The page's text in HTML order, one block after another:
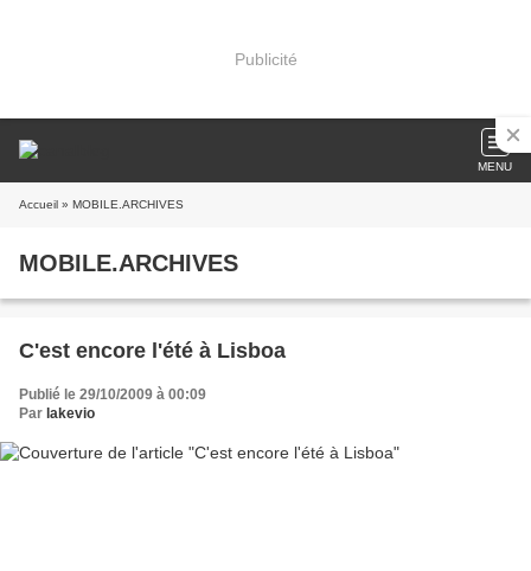
Publicité
MENU
Accueil » MOBILE.ARCHIVES
MOBILE.ARCHIVES
C'est encore l'été à Lisboa
Publié le 29/10/2009 à 00:09
Par lakevio